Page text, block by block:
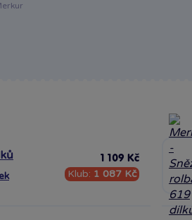
1 109 Kč
Klub: 1 087 Kč